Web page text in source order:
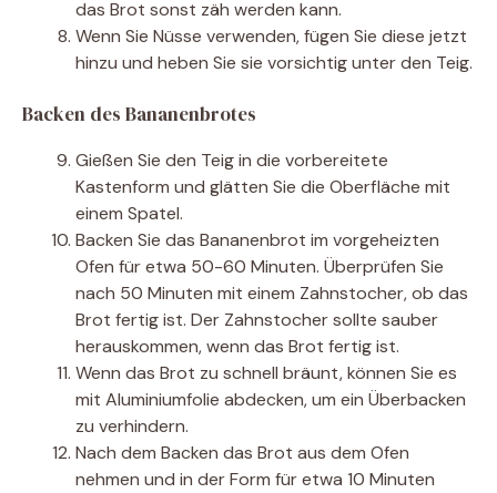
das Brot sonst zäh werden kann.
Wenn Sie Nüsse verwenden, fügen Sie diese jetzt
hinzu und heben Sie sie vorsichtig unter den Teig.
Backen des Bananenbrotes
Gießen Sie den Teig in die vorbereitete
Kastenform und glätten Sie die Oberfläche mit
einem Spatel.
Backen Sie das Bananenbrot im vorgeheizten
Ofen für etwa 50-60 Minuten. Überprüfen Sie
nach 50 Minuten mit einem Zahnstocher, ob das
Brot fertig ist. Der Zahnstocher sollte sauber
herauskommen, wenn das Brot fertig ist.
Wenn das Brot zu schnell bräunt, können Sie es
mit Aluminiumfolie abdecken, um ein Überbacken
zu verhindern.
Nach dem Backen das Brot aus dem Ofen
nehmen und in der Form für etwa 10 Minuten